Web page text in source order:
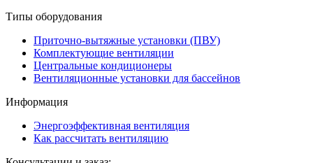
Типы оборудования
Приточно-вытяжные установки (ПВУ)
Комплектующие вентиляции
Центральные кондиционеры
Вентиляционные установки для бассейнов
Информация
Энергоэффективная вентиляция
Как рассчитать вентиляцию